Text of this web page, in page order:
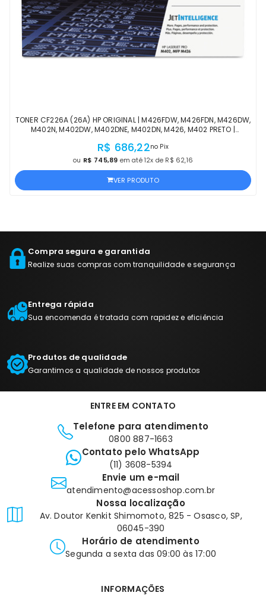
TONER CF226A (26A) HP ORIGINAL | M426FDW, M426FDN, M426DW,
M402N, M402DW, M402DNE, M402DN, M426, M402 PRETO |
R$ 686,22no Pix
ou R$ 745,89 em até 12x de R$ 62,16
VER PRODUTO
Compra segura e garantida
Realize suas compras com tranquilidade e segurança
Entrega rápida
Sua encomenda é tratada com rapidez e eficiência
Produtos de qualidade
Garantimos a qualidade de nossos produtos
ENTRE EM CONTATO
Telefone para atendimento
0800 887-1663
Contato pelo WhatsApp
(11) 3608-5394
Envie um e-mail
atendimento@acessoshop.com.br
Nossa localização
Av. Doutor Kenkit Shimomoto, 825 - Osasco, SP,
06045-390
Horário de atendimento
Segunda a sexta das 09:00 às 17:00
INFORMAÇÕES